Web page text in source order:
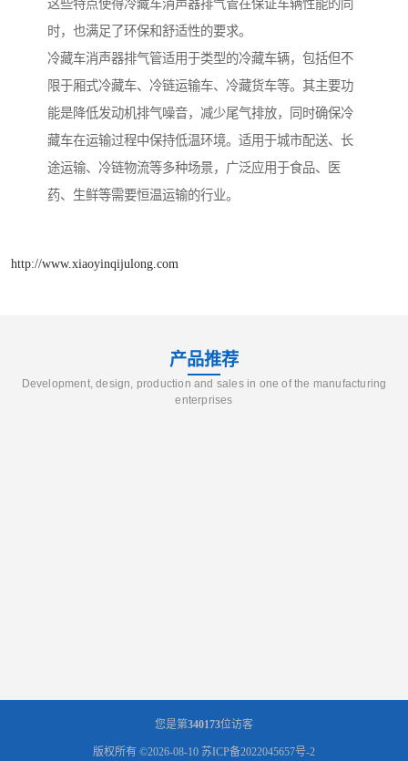
这些特点使得冷藏车消声器排气管在保证车辆性能的同
时，也满足了环保和舒适性的要求。
冷藏车消声器排气管适用于类型的冷藏车辆，包括但不
限于厢式冷藏车、冷链运输车、冷藏货车等。其主要功
能是降低发动机排气噪音，减少尾气排放，同时确保冷
藏车在运输过程中保持低温环境。适用于城市配送、长
途运输、冷链物流等多种场景，广泛应用于食品、医
药、生鲜等需要恒温运输的行业。
http://www.xiaoyinqijulong.com
产品推荐
Development, design, production and sales in one of the manufacturing
enterprises
您是第340173位访客
版权所有 ©2026-08-10 苏ICP备2022045657号-2